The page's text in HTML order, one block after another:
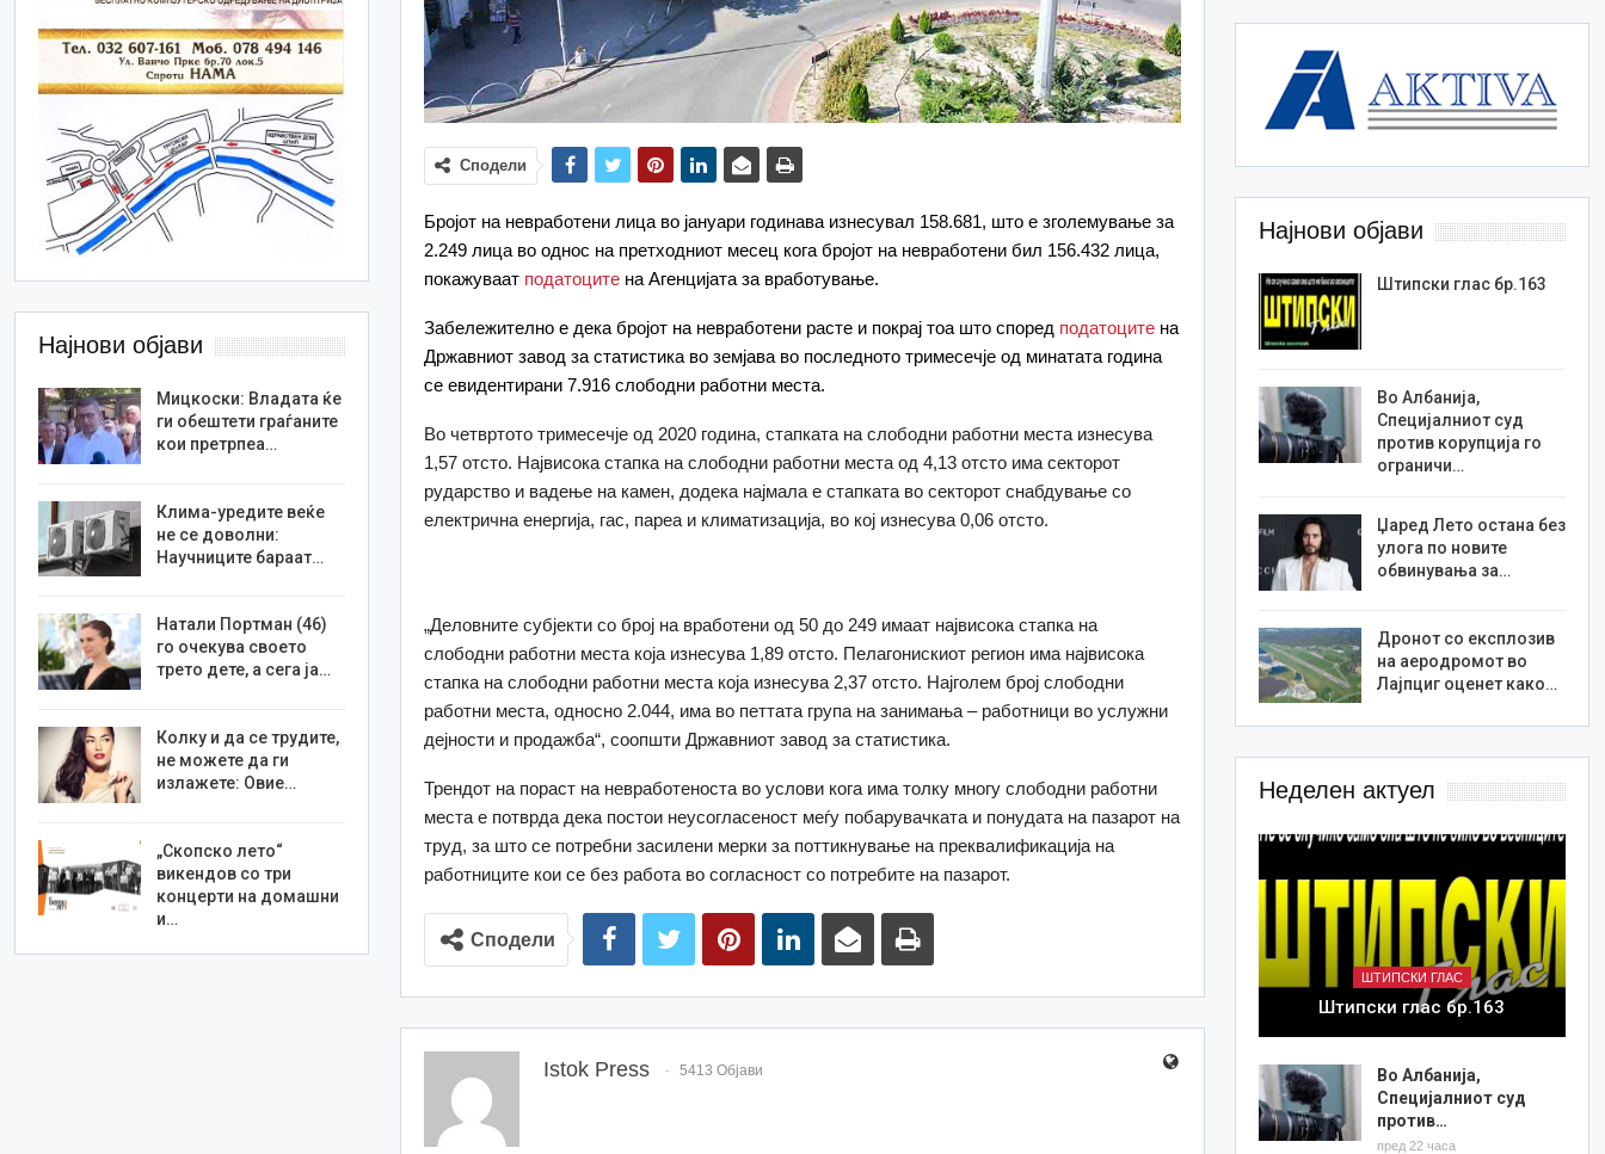
Сподели
Бројот на невработени лица во јануари годинава изнесувал 158.681, што е зголемување за
2.249 лица во однос на претходниот месец кога бројот на невработени бил 156.432 лица,
покажуваат податоците на Агенцијата за вработување.
Забележително е дека бројот на невработени расте и покрај тоа што според податоците на
Државниот завод за статистика во земјава во последното тримесечје од минатата година
се евидентирани 7.916 слободни работни места.
Во четвртото тримесечје од 2020 година, стапката на слободни работни места изнесува
1,57 отсто. Највисока стапка на слободни работни места од 4,13 отсто има секторот
рударство и вадење на камен, додека најмала е стапката во секторот снабдување со
електрична енергија, гас, пареа и климатизација, во кој изнесува 0,06 отсто.
„Деловните субјекти со број на вработени од 50 до 249 имаат највисока стапка на
слободни работни места која изнесува 1,89 отсто. Пелагонискиот регион има највисока
стапка на слободни работни места која изнесува 2,37 отсто. Најголем број слободни
работни места, односно 2.044, има во петтата група на занимања – работници во услужни
дејности и продажба“, соопшти Државниот завод за статистика.
Трендот на пораст на невработеноста во услови кога има толку многу слободни работни
места е потврда дека постои неусогласеност меѓу побарувачката и понудата на пазарот на
труд, за што се потребни засилени мерки за поттикнување на преквалификација на
работниците кои се без работа во согласност со потребите на пазарот.
Сподели
Istok Press 5413 Објави
Најнови објави
Штипски глас бр.163
Во Албанија,
Специјалниот суд
против корупција го
ограничи…
Џаред Лето остана без
улога по новите
обвинувања за…
Дронот со експлозив
на аеродромот во
Лајпциг оценет како…
Неделен актуел
ШТИПСКИ ГЛАС
Штипски глас бр.163
Во Албанија,
Специјалниот суд
против…
пред 22 часа
Најнови објави
Мицкоски: Владата ќе
ги обештети граѓаните
кои претрпеа…
Клима-уредите веќе
не се доволни:
Научниците бараат…
Натали Портман (46)
го очекува своето
трето дете, а сега ја…
Колку и да се трудите,
не можете да ги
излажете: Овие…
„Скопско лето“
викендов со три
концерти на домашни
и…